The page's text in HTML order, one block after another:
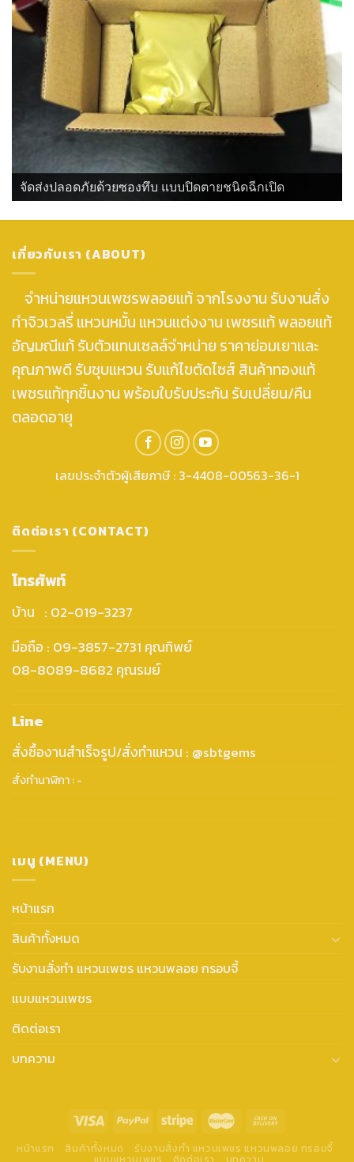
จัดส่งปลอดภัยด้วยซองทึบ แบบปิดตายชนิดฉีกเปิด
เกี่ยวกับเรา (ABOUT)
จำหน่ายแหวนเพชรพลอยแท้ จากโรงงาน รับงานสั่ง
ทำจิวเวลรี่ แหวนหมั้น แหวนแต่งงาน เพชรแท้ พลอยแท้
อัญมณีแท้ รับตัวแทนเซลล์จำหน่าย ราคาย่อมเยาและ
คุณภาพดี รับชุบแหวน รับแก้ไขตัดไซส์ สินค้าทองแท้
เพชรแท้ทุกชิ้นงาน พร้อมใบรับประกัน รับเปลี่ยน/คืน
ตลอดอายุ
เลขประจำตัวผู้เสียภาษี : 3-4408-00563-36-1
ติดต่อเรา (CONTACT)
โทรศัพท์
บ้าน : 02-019-3237
มือถือ : 09-3857-2731 คุณทิพย์
08-8089-8682 คุณรมย์
Line
สั่งซื้องานสำเร็จรูป/สั่งทำแหวน : @sbtgems
สั่งทำนาฬิกา : -
เมนู (MENU)
หน้าแรก
สินค้าทั้งหมด
รับงานสั่งทำ แหวนเพชร แหวนพลอย กรอบจี้
แบบแหวนเพชร
ติดต่อเรา
บทความ
หน้าแรก สินค้าทั้งหมด รับงานสั่งทำ แหวนเพชร แหวนพลอย กรอบจี้